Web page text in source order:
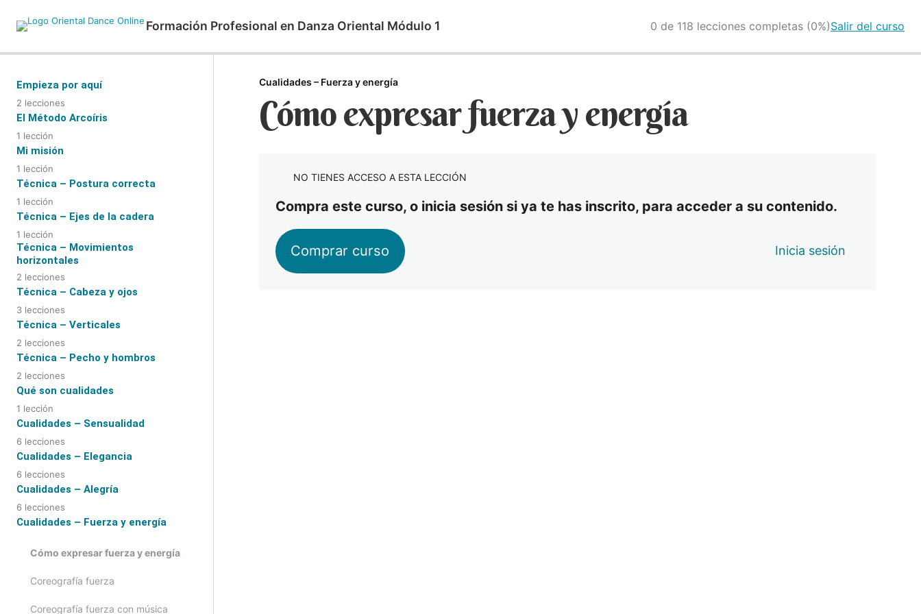
Formación Profesional en Danza Oriental Módulo 1 0 de 118 lecciones completas (0%)Salir del curso
Empieza por aquí
Bienvenida
2 lecciones
El Método Arcoíris
Las 7 partes del Método Arcoíris
1 lección
Mi misión
Mi misión en la danza oriental
1 lección
Técnica – Postura correcta
Colocación del cuerpo
1 lección
Técnica – Ejes de la cadera
Los 3 ejes de la cadera
1 lección
Técnica – Movimientos
horizontales
Desplazamiento horizontal y golpes
Péndulo y golpe horizontal amplio
2 lecciones
Técnica – Cabeza y ojos
Movimientos de cabeza
Combinaciones
3 lecciones
Técnica – Verticales
Verticales en el sitio y desplazados
Verticales delante, detrás,
variaciones y combinaciones
2 lecciones
Técnica – Pecho y hombros
Pecho
2 lecciones
Qué son cualidades
Mi estudio personal sobre las
1 lección
Cualidades – Sensualidad
Cómo expresar sensualidad
Coreografía primera parte con
música
Coreografía segunda parte
Coreografía segunda parte con
música
6 lecciones
Cualidades – Elegancia
Cómo expresar elegancia
música
Coreografía segunda parte
Coreografía segunda parte con
6 lecciones
Cualidades – Alegría
Cómo expresar alegría
Coreografía primera parte
Coreografía primera parte con
música
6 lecciones
Cualidades – Fuerza y energía
Cómo expresar fuerza y energía
Coreografía fuerza
Coreografía fuerza con música
Cualidades – Fuerza y energía
Cómo expresar fuerza y energía
NO TIENES ACCESO A ESTA LECCIÓN
Compra este curso, o inicia sesión si ya te has inscrito, para acceder a su contenido.
Comprar curso Inicia sesión